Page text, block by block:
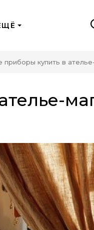
приборы купить в